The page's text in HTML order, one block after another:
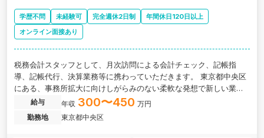
学歴不問 未経験可 完全週休2日制
年間休日120日以上
オンライン面接あり
税務会計スタッフとして、月次訪問による会計チェック、記帳指
導、記帳代行、決算業務等に携わっていただきます。 東京都中央区
にある、事務所拡大に向けしがらみのない柔軟な発想で新しい業務
の在り方、働き方を取り入れる税理士法人の求人です。
給与 年収 300〜450 万円
勤務地
東京都中央区